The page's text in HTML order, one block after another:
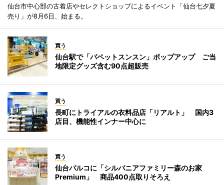
仙台市中心部の古着店やセレクトショップによるイベント「仙台七夕夏
売り」が8月6日、始まる。
買う
仙台駅で「パペットスンスン」ポップアップ ご当
地限定グッズ含む90点超販売
買う
長町にトライアルの衣料品店「リアルト」 国内3
店目、機能性インナー中心に
買う
仙台パルコに「シルバニアファミリー森のお家
Premium」 商品400点取りそろえ